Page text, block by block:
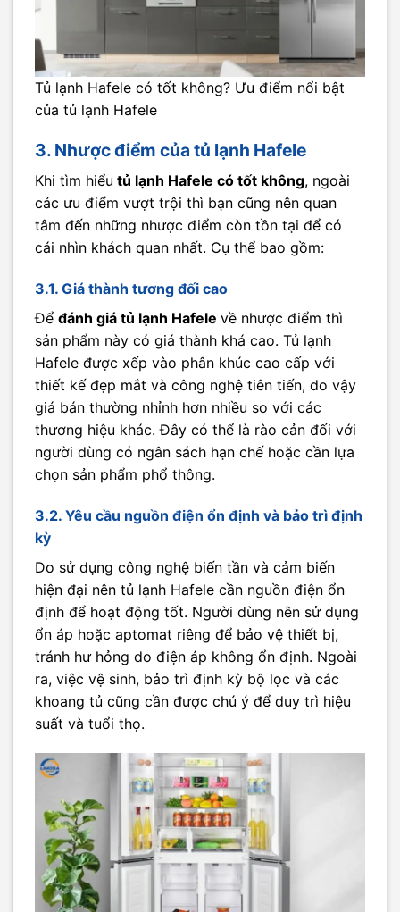
Tủ lạnh Hafele có tốt không? Ưu điểm nổi bật
của tủ lạnh Hafele
3. Nhược điểm của tủ lạnh Hafele
Khi tìm hiểu tủ lạnh Hafele có tốt không, ngoài
các ưu điểm vượt trội thì bạn cũng nên quan
tâm đến những nhược điểm còn tồn tại để có
cái nhìn khách quan nhất. Cụ thể bao gồm:
3.1. Giá thành tương đối cao
Để đánh giá tủ lạnh Hafele về nhược điểm thì
sản phẩm này có giá thành khá cao. Tủ lạnh
Hafele được xếp vào phân khúc cao cấp với
thiết kế đẹp mắt và công nghệ tiên tiến, do vậy
giá bán thường nhỉnh hơn nhiều so với các
thương hiệu khác. Đây có thể là rào cản đối với
người dùng có ngân sách hạn chế hoặc cần lựa
chọn sản phẩm phổ thông.
3.2. Yêu cầu nguồn điện ổn định và bảo trì định
kỳ
Do sử dụng công nghệ biến tần và cảm biến
hiện đại nên tủ lạnh Hafele cần nguồn điện ổn
định để hoạt động tốt. Người dùng nên sử dụng
ổn áp hoặc aptomat riêng để bảo vệ thiết bị,
tránh hư hỏng do điện áp không ổn định. Ngoài
ra, việc vệ sinh, bảo trì định kỳ bộ lọc và các
khoang tủ cũng cần được chú ý để duy trì hiệu
suất và tuổi thọ.